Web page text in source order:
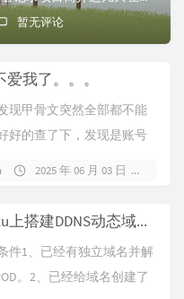
暂无评论
我了。。。
现甲骨文突然全部都不能
好的查了下，发现是账号
2025 年 06 月 03 日
在Ubuntu上搭建DDNS动态域名解析服务
件1、已经有独立域名并解
。2、已经给域名创建了